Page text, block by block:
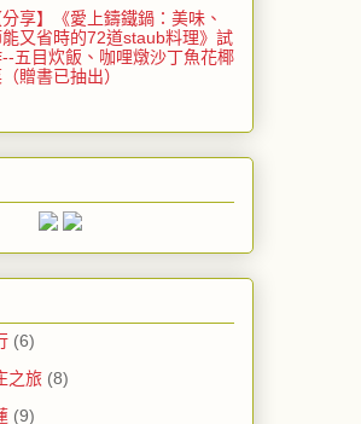
分享】《愛上鑄鐵鍋：美味、
又省時的72道staub料理》試
五目炊飯、咖哩燉沙丁魚花椰
贈書已抽出）
(6)
之旅 (8)
(9)